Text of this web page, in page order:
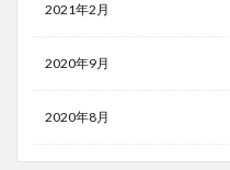
2021年2月
2020年9月
2020年8月